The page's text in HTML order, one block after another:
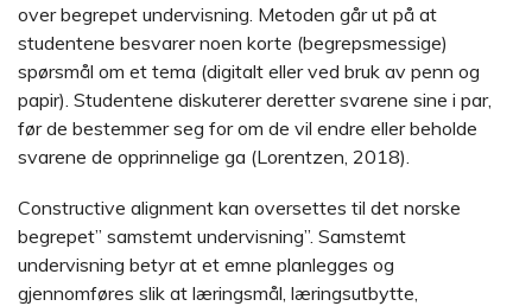
over begrepet undervisning. Metoden går ut på at
studentene besvarer noen korte (begrepsmessige)
spørsmål om et tema (digitalt eller ved bruk av penn og
papir). Studentene diskuterer deretter svarene sine i par,
før de bestemmer seg for om de vil endre eller beholde
svarene de opprinnelige ga (Lorentzen, 2018).
Constructive alignment kan oversettes til det norske
begrepet” samstemt undervisning”. Samstemt
undervisning betyr at et emne planlegges og
gjennomføres slik at læringsmål, læringsutbytte,